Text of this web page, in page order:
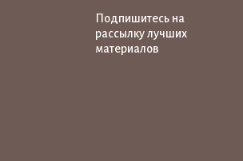
Подпишитесь на
рассылку лучших
материалов